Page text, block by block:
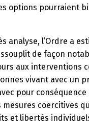
options pourraient
analyse, l’Ordre a
de façon
aux interventions
vivant avec un
pour
mesures coercitives
et libertés